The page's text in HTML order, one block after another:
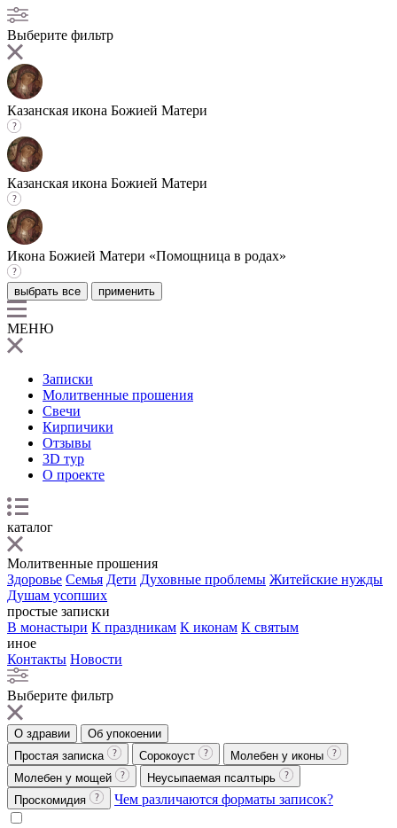
Выберите фильтр
Казанская икона Божией Матери
Казанская икона Божией Матери
Икона Божией Матери «Помощница в родах»
выбрать все применить
МЕНЮ
Записки
Молитвенные прошения
Свечи
Кирпичики
Отзывы
3D тур
О проекте
каталог
Молитвенные прошения
Здоровье Семья Дети Духовные проблемы Житейские нужды
Душам усопших
простые записки
В монастыри К праздникам К иконам К святым
иное
Контакты Новости
Выберите фильтр
О здравии
Об упокоении
Простая записка
Сорокоуст
Молебен у иконы
Молебен у мощей
Неусыпаемая псалтырь
Проскомидия
Чем различаются форматы записок?